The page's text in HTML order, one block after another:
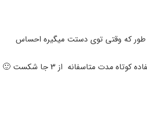
طور که وقتی توی دستت میگیره احساس
مدت متاسفانه از 3 جا شکست 🙂